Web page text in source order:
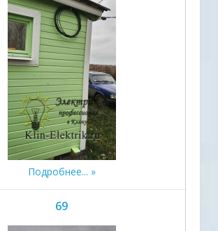
Подробнее...
69